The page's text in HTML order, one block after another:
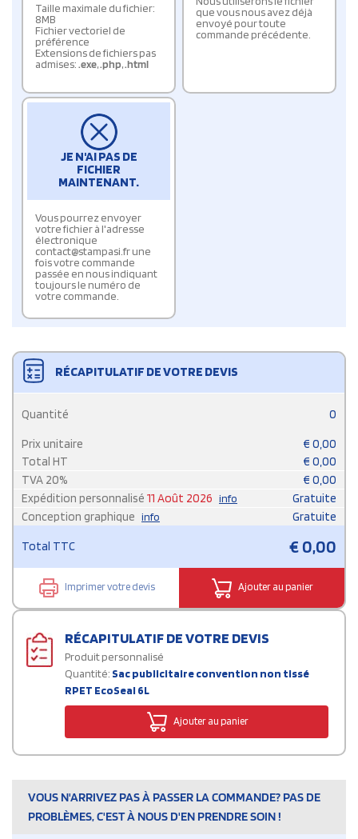
Taille maximale du fichier:
8MB
Fichier vectoriel de
préférence
Extensions de fichiers pas
admises:.exe,.php,.html
que vous nous avez déjà
envoyé pour toute
commande précédente.
JE N'AI PAS DE
FICHIER
MAINTENANT.
Vous pourrez envoyer
votre fichier à l'adresse
électronique
contact@stampasi.fr une
fois votre commande
passée en nous indiquant
toujours le numéro de
votre commande.
RÉCAPITULATIF DE VOTRE DEVIS
Quantité 0
Prix unitaire € 0,00
Total HT
€ 0,00
TVA 20% € 0,00
Expédition personnalisé 11 Août 2026 info
Gratuite
Conception graphique info Gratuite
Total TTC €0,00
Imprimer votre devis Ajouter au panier
RÉCAPITULATIF DE VOTRE DEVIS
Produit personnalisé
Quantité: Sac publicitaire convention non tissé
RPET EcoSeal 6L
Ajouter au panier
VOUS N'ARRIVEZ PAS À PASSER LA COMMANDE? PAS DE
PROBLÈMES, C'EST À NOUS D'EN PRENDRE SOIN !